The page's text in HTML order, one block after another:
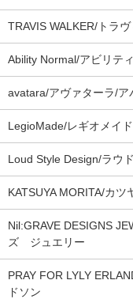
TRAVIS WALKER/トラ
Ability Normal/アビリテ
avatara/アヴァターラ/ア
LegioMade/レギオメイド
Loud Style Design/ラウ
KATSUYA MORITA/カ
Nil:GRAVE DESIGNS
ズ ジュエリー
PRAY FOR LYLY
ドソン